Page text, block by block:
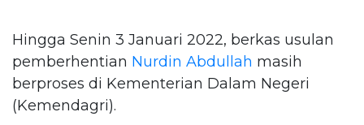
Hingga Senin 3 Januari 2022, berkas usulan
pemberhentian Nurdin Abdullah masih
berproses di Kementerian Dalam Negeri
(Kemendagri).